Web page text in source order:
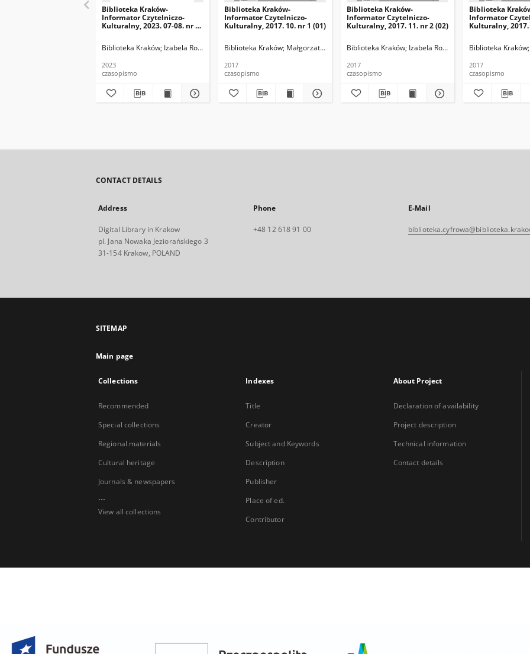
Biblioteka Kraków-
Informator Czytelniczo-
Kulturalny, 2023. 07-08. nr 6-
Biblioteka Kraków Izabela Ronkiewicz-Brągiel (redaktor naczelna), Paulina Knapik-Lizak (z-ca redaktora naczelnego), Agnieszka
2023
czasopismo
Biblioteka Kraków-
Informator Czytelniczo-
Kulturalny, 2017. 10. nr 1 (01)
Biblioteka Kraków Małgorzata Dzierżymirska, Ludmiła Guzowska, Paulina Knapik (z-ca
2017
czasopismo
Biblioteka Kraków-
Informator Czytelniczo-
Kulturalny, 2017. 11. nr 2 (02)
Biblioteka Kraków Izabela Ronkiewicz-Brągiel
2017
czasopismo
Biblioteka
Informator
Kulturalny, 2017.
Biblioteka Kraków
2017
czasopismo
CONTACT DETAILS
Address
Digital Library in Krakow
pl. Jana Nowaka Jeziorańskiego 3
31-154 Krakow, POLAND
Phone
+48 12 618 91 00
E-Mail
SITEMAP
Main page
Collections
Recommended
Special collections
Regional materials
Cultural heritage
Journals & newspapers
...
View all collections
Indexes
Title
Creator
Subject and Keywords
Description
Publisher
Place of ed.
Contributor
About Project
Declaration of availability
Project description
Technical information
Contact details